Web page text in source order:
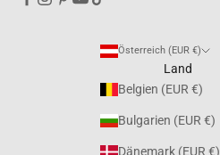
Österreich (EUR €)
Land
Belgien (EUR €)
Bulgarien (EUR €)
Dänemark (EUR €)